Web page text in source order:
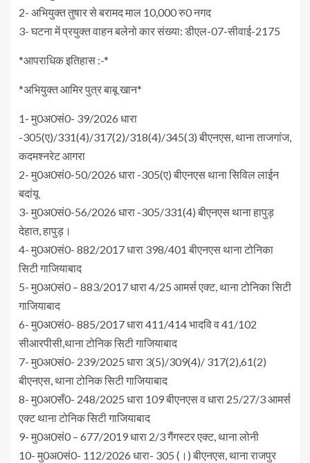
2- अभियुक्त तुषार से बरामद माल 10,000 रु0 नगद
3- घटना में प्रयुक्त वाहन बलेनो कार संख्या: डीएल-07-सीवाई-2175
*आपराधिक इतिहास :-*
*अभियुक्त आमिर पुत्र बाबू खान*
1- मु0अ0सं0- 39/2026 धारा
-305(ए)/331(4)/317(2)/318(4)/345(3) बीएनएस, थाना ताजगांज,
कदमश्नरेट आगरा
2- मु0अ0सं0-50/2026 धारा -305(ए) बीएनएस थाना सिविल लाईन
बदांयू
3- मु0अ0सं0-56/2026 धारा -305/331(4) बीएनएस थाना हापुड़
देहात, हापुड़।
4- मु0अ0सं0- 882/2017 धारा 398/401 बीएनएस थाना टोनिका
सिटी गाजियाबाद
5- मु0अ0सं0 – 883/2017 धारा 4/25 आमर्स एक्ट, थाना टोनिका सिटी
गाजियाबाद
6- मु0अ0सं0- 885/2017 धारा 411/414 भादवि व 41/102
सीआरपीसी,थाना टोनिक सिटी गाजियाबाद
7- मु0अ0सं0- 239/2025 धारा 3(5)/309(4)/ 317(2),61(2)
बीएनएस, थाना टोनिक सिटी गाजियाबाद
8- मु0अ0सँ0- 248/2025 धारा 109 बीएनएस व धारा 25/27/3 आमर्स
एक्ट थाना टोनिक सिटी गाजियाबाद
9- मु0अ0सं0 – 677/2019 धारा 2/3 गैंगस्टर एक्ट, थाना लोनी
10- मु0अ0सं0- 112/2026 धारा- 305 (।) बीएनएस, थाना राजपुर